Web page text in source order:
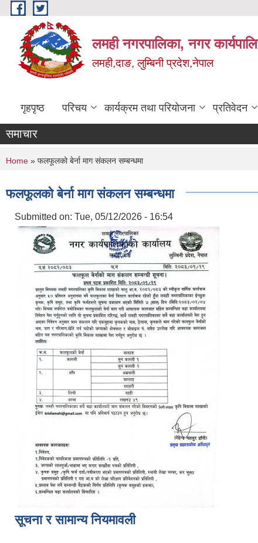
Skip to main content
लमही नगरपालिका, नगर
लमही,दाङ, लुम्बिनी प्रदेश,नेपाल
गृहपृष्ठ परिचय कार्यक्रम तथा परियोजना प्रतिवेदन
समाचार
You are here
Home » फलफूलको बेर्ना माग संकलन सम्बन्धमा
फलफूलको बेर्ना माग संकलन सम्बन्धमा
Submitted on: Tue, 05/12/2026 - 16:54
सूचना र सामान्य नियमावली